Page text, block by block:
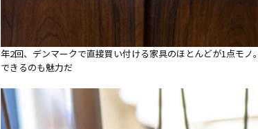
年2回、デンマークで直接買い付ける家具のほとんどが1点モ
できるのも魅力だ